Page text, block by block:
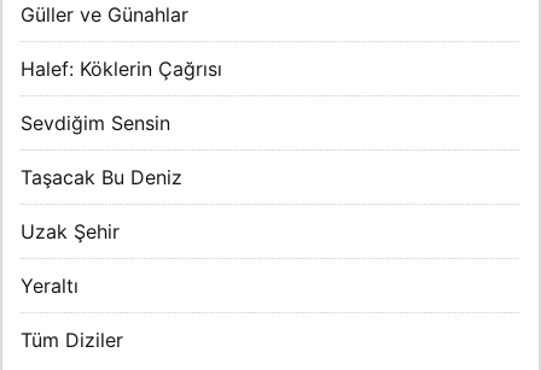
Güller ve Günahlar
Halef: Köklerin Çağrısı
Sevdiğim Sensin
Taşacak Bu Deniz
Uzak Şehir
Yeraltı
Tüm Diziler